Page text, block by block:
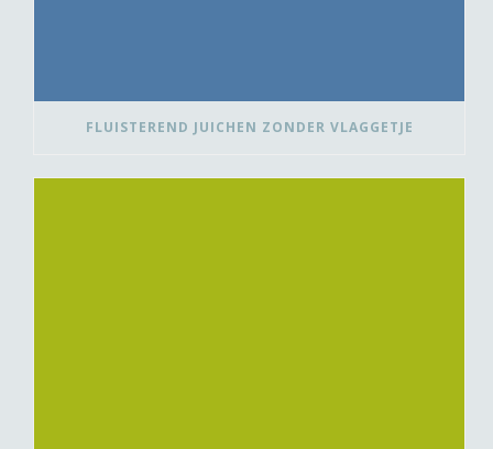
FLUISTEREND JUICHEN ZONDER VLAGGETJE